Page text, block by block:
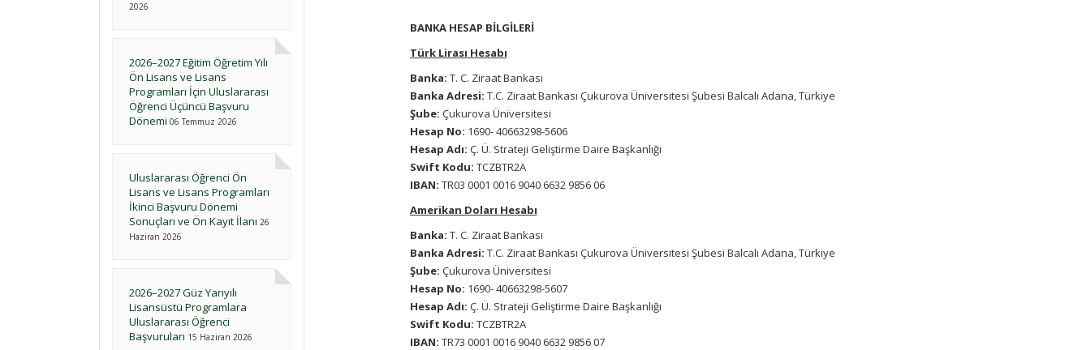
2026
2026–2027 Eğitim Öğretim Yılı
Ön Lisans ve Lisans
Programları İçin Uluslararası
Öğrenci Üçüncü Başvuru
Dönemi 06 Temmuz 2026
Uluslararası Öğrenci Ön
Lisans ve Lisans Programları
İkinci Başvuru Dönemi
Sonuçları ve Ön Kayıt İlanı 26
Haziran 2026
2026–2027 Güz Yarıyılı
Lisansüstü Programlara
Uluslararası Öğrenci
Başvuruları 15 Haziran 2026
BANKA HESAP BİLGİLERİ
Türk Lirası Hesabı
Banka: T. C. Ziraat Bankası
Banka Adresi: T.C. Ziraat Bankası Çukurova Üniversitesi Şubesi Balcalı Adana, Türkiye
Şube: Çukurova Üniversitesi
Hesap No: 1690- 40663298-5606
Hesap Adı: Ç. Ü. Strateji Geliştirme Daire Başkanlığı
Swift Kodu: TCZBTR2A
IBAN: TR03 0001 0016 9040 6632 9856 06
Amerikan Doları Hesabı
Banka: T. C. Ziraat Bankası
Banka Adresi: T.C. Ziraat Bankası Çukurova Üniversitesi Şubesi Balcalı Adana, Türkiye
Şube: Çukurova Üniversitesi
Hesap No: 1690- 40663298-5607
Hesap Adı: Ç. Ü. Strateji Geliştirme Daire Başkanlığı
Swift Kodu: TCZBTR2A
IBAN: TR73 0001 0016 9040 6632 9856 07